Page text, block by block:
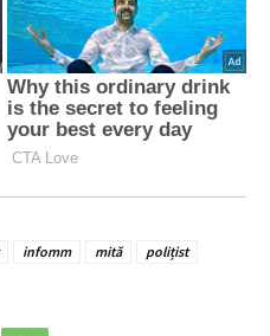
infomm mită
polițist